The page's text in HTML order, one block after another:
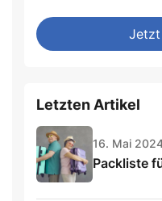
Jetzt
Letzten Artikel
16. Mai
Packliste